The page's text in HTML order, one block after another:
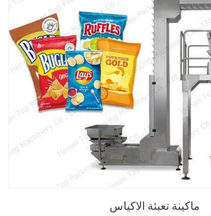
ماكينة تعبئة الاكياس